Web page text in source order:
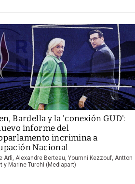
Bardella y la 'conexión GUD':
informe del
incrimina a
Nacional
Arfi, Alexandre Berteau, Youmni Kezzouf, Antton
y Marine Turchi (Mediapart)